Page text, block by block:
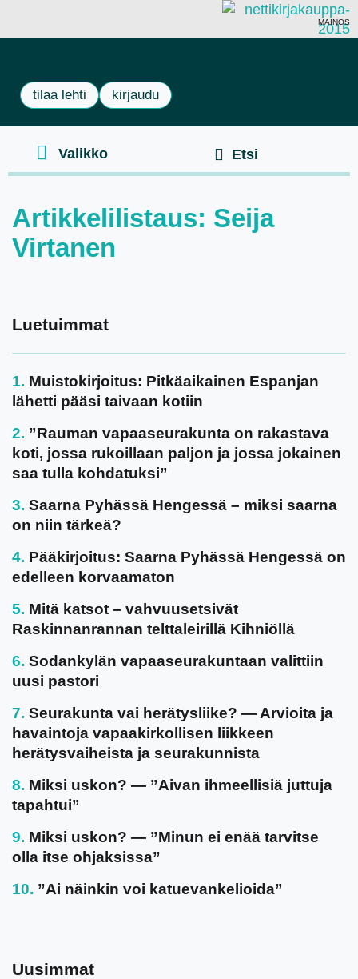
MAINOS
tilaa lehti kirjaudu
Artikkelilistaus: Seija
Virtanen
Luetuimmat
Muistokirjoitus: Pitkäaikainen Espanjan
lähetti pääsi taivaan kotiin
”Rauman vapaaseurakunta on rakastava
koti, jossa rukoillaan paljon ja jossa jokainen
saa tulla kohdatuksi”
Saarna Pyhässä Hengessä – miksi saarna
on niin tärkeä?
Pääkirjoitus: Saarna Pyhässä Hengessä on
edelleen korvaamaton
Mitä katsot – vahvuusetsivät
Raskinnanrannan telttaleirillä Kihniöllä
Sodankylän vapaaseurakuntaan valittiin
uusi pastori
Seurakunta vai herätysliike? — Arvioita ja
havaintoja vapaakirkollisen liikkeen
herätysvaiheista ja seurakunnista
Miksi uskon? — ”Aivan ihmeellisiä juttuja
tapahtui”
Miksi uskon? — ”Minun ei enää tarvitse
olla itse ohjaksissa”
”Ai näinkin voi katuevankelioida”
Uusimmat